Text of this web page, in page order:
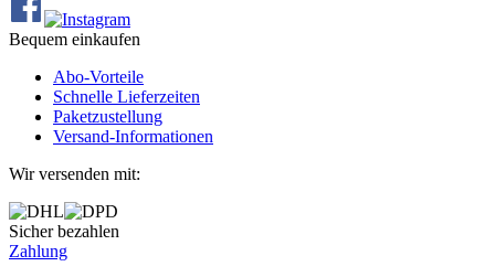
Bequem einkaufen
Abo‐Vorteile
Schnelle Lieferzeiten
Paketzustellung
Versand‐Informationen
Wir versenden mit:
Sicher bezahlen
Zahlung